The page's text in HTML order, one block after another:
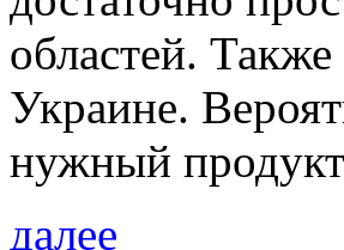
областей.
Украине.
нужный продукт
далее